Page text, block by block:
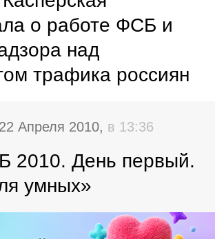
о работе ФСБ и
над
трафика россиян
22 Апреля 2010, в 13:36
2010. День первый.
умных»